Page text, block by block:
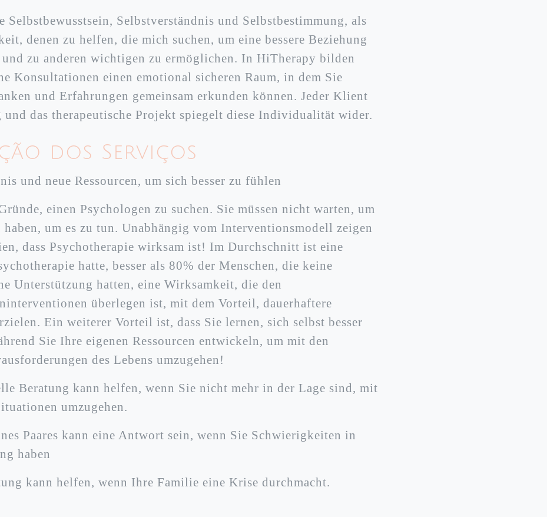
Selbstbewusstsein, Selbstverständnis und Selbstbestimmung, als
denen zu helfen, die mich suchen, um eine bessere Beziehung
und zu anderen wichtigen zu ermöglichen. In HiTherapy bilden
Konsultationen einen emotional sicheren Raum, in dem Sie
und Erfahrungen gemeinsam erkunden können. Jeder Klient
das therapeutische Projekt spiegelt diese Individualität wider.
dos Serviços
und neue Ressourcen, um sich besser zu fühlen
einen Psychologen zu suchen. Sie müssen nicht warten, um
haben, um es zu tun. Unabhängig vom Interventionsmodell zeigen
dass Psychotherapie wirksam ist! Im Durchschnitt ist eine
hatte, besser als 80% der Menschen, die keine
Unterstützung hatten, eine Wirksamkeit, die den
überlegen ist, mit dem Vorteil, dauerhaftere
Ein weiterer Vorteil ist, dass Sie lernen, sich selbst besser
Sie Ihre eigenen Ressourcen entwickeln, um mit den
des Lebens umzugehen!
Beratung kann helfen, wenn Sie nicht mehr in der Lage sind, mit
umzugehen.
Paares kann eine Antwort sein, wenn Sie Schwierigkeiten in
haben
kann helfen, wenn Ihre Familie eine Krise durchmacht.